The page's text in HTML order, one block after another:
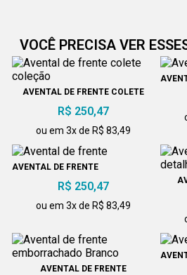
VOCÊ PRECISA VER
AVENTAL DE FRENTE COLETE
COLEÇÃO
R$ 250,47
ou em 3x de R$ 83,49
AVENTAL DE FRENTE
R$ 250,47
ou em 3x de R$ 83,49
AVENTAL DE FRENTE